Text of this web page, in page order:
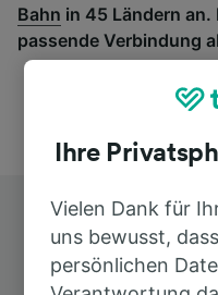
Bahn in 45 Ländern an.
passende Verbindung
Ihre
Vielen Dank für
uns bewusst,
persönlichen